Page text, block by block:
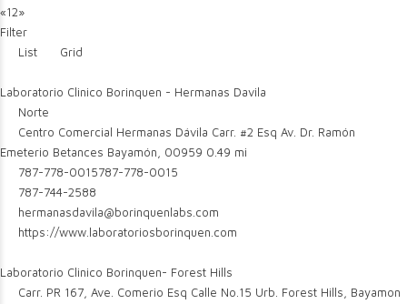
«12»
Filter
List
Grid
Laboratorio Clinico Borinquen - Hermanas Davila
Norte
Centro Comercial Hermanas Dávila Carr. #2 Esq Av. Dr. Ramón
Emeterio Betances Bayamón, 00959 0.49 mi
787-778-0015787-778-0015
787-744-2588
hermanasdavila@borinquenlabs.com
https://www.laboratoriosborinquen.com
Laboratorio Clinico Borinquen- Forest Hills
Carr. PR 167, Ave. Comerio Esq Calle No.15 Urb. Forest Hills, Bayamon